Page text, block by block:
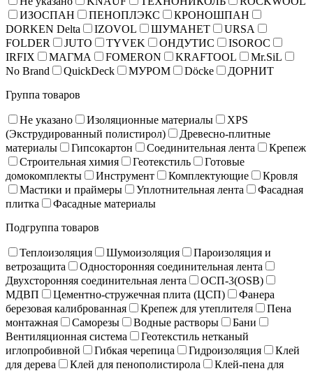
ИЗОСПАН
ПЕНОПЛЭКС
КРОНОШПАН
DORKEN Delta
IZOVOL ШУМАНЕТ
URSA
FOLDER
JUTO TYVEK ОНДУТИС
ISOROC
IRFIX
МАГМА FOMERON KRAFTOOL
Mr.SiL
No Brand
QuickDeck МУРОМ Döcke
ДОРНИТ
Группа товаров
Не указано Изоляционные материалы
XPS
(Экструдированный полистирол)
Древесно-плитные
материалы
Гипсокартон Соединительная лента
Крепеж
Строительная химия
Геотекстиль
Готовые
домокомплекты
Инструмент Комплектующие
Кровля
Мастики и праймеры
Уплотнительная лента
Фасадная
плитка
Фасадные материалы
Подгруппа товаров
Теплоизоляция Шумоизоляция
Пароизоляция и
ветрозащита
Односторонняя соединительная лента
Двухсторонняя соединительная лента
ОСП-3(OSB)
МДВП
Цементно-стружечная плита (ЦСП)
Фанера
березовая калиброванная
Крепеж для утеплителя
Пена
монтажная
Саморезы Водные растворы
Бани
Вентиляционная система
Геотекстиль нетканый
иглопробивной
Гибкая черепица Гидроизоляция
Клей
для дерева
Клей для пенополистирола
Клей-пена для